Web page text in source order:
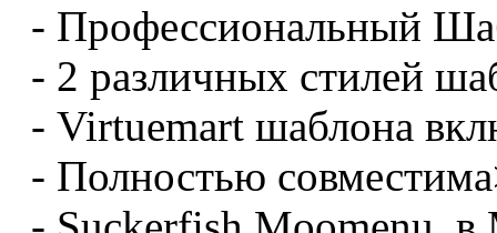
- Профессиональный
- 2 различных стилей
- Virtuemart шаблона
- Полностью совместима